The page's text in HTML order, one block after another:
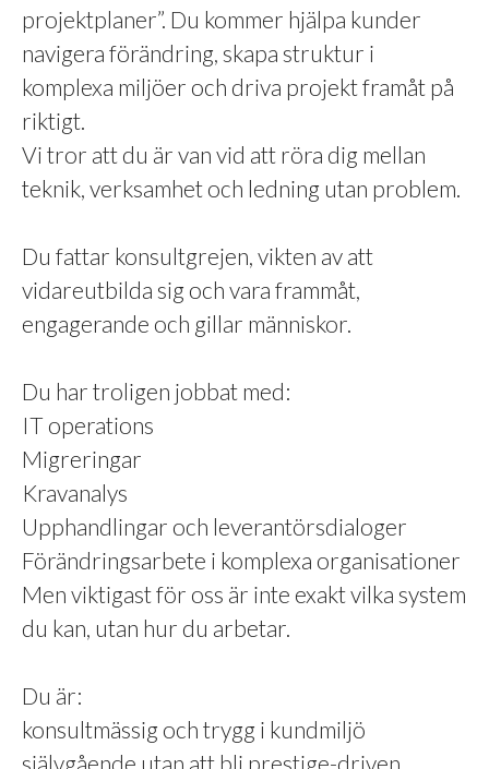
projektplaner”. Du kommer hjälpa kunder
navigera förändring, skapa struktur i
komplexa miljöer och driva projekt framåt på
riktigt.
Vi tror att du är van vid att röra dig mellan
teknik, verksamhet och ledning utan problem.
Du fattar konsultgrejen, vikten av att
vidareutbilda sig och vara frammåt,
engagerande och gillar människor.
Du har troligen jobbat med:
IT operations
Migreringar
Kravanalys
Upphandlingar och leverantörsdialoger
Förändringsarbete i komplexa organisationer
Men viktigast för oss är inte exakt vilka system
du kan, utan hur du arbetar.
Du är:
konsultmässig och trygg i kundmiljö
självgående utan att bli prestige-driven